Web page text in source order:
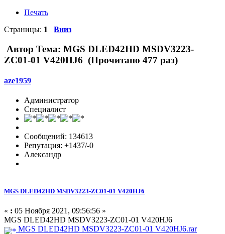
Печать
Страницы: 1 Вниз
Автор Тема: MGS DLED42HD MSDV3223-
ZC01-01 V420HJ6 (Прочитано 477 раз)
aze1959
Администратор
Специалист
Сообщений: 134613
Репутация: +1437/-0
Александр
MGS DLED42HD MSDV3223-ZC01-01 V420HJ6
« : 05 Ноября 2021, 09:56:56 »
MGS DLED42HD MSDV3223-ZC01-01 V420HJ6
MGS DLED42HD MSDV3223-ZC01-01 V420HJ6.rar